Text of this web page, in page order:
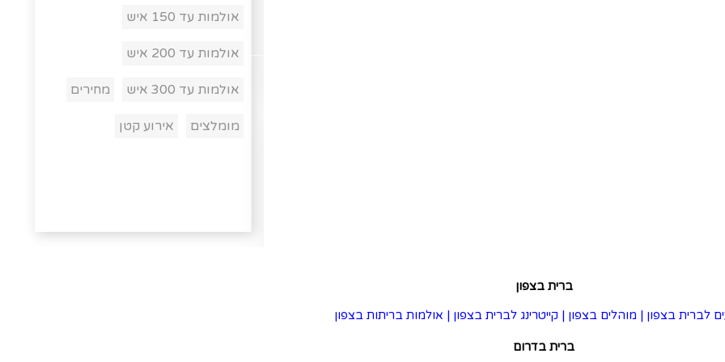
אולמות עד 150 איש
אולמות עד 200 איש
אולמות עד 300 איש מחירים
מומלצים אירוע קטן
ברית בצפון
לברית בצפון | מוהלים בצפון | קייטרינג לברית בצפון | אולמות בריתות בצפון
ברית בדרום